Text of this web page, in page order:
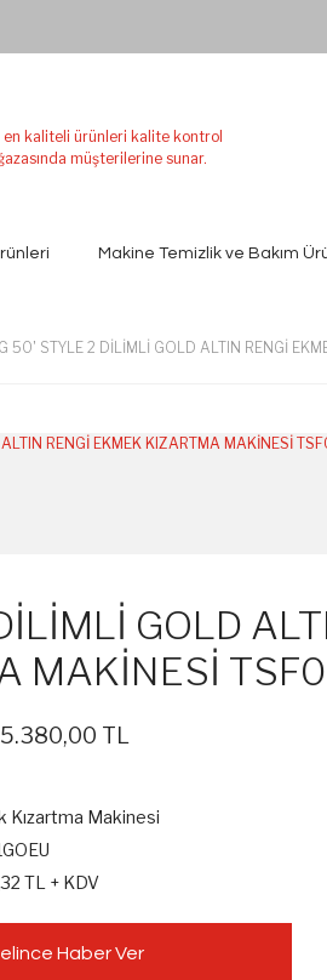
Makine Temizlik ve Bakım
50' STYLE 2 DİLİMLİ GOLD ALTIN RENGİ
GOLD
MAKİNESİ
5.380,00 TL
Kızartma Makinesi
TL + KDV
Haber Ver